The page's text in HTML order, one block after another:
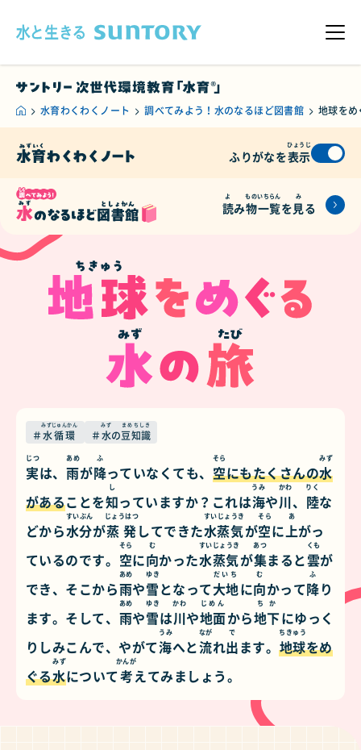
メ
水育わくわくノート 調べてみよう！水のなるほど図書館 地球を
ふりがなを表示
ひょうじ
読
よ
み物
もの
一覧
いちらん
を見
み
る
水循環
みずじゅんかん
水
みず
の豆知識
まめちしき
実
じつ
は、 雨
あめ
が降
ふ
っていなくても、 空
そら
にもたくさんの水
みず
があることを知
し
っていますか？これは海
うみ
や川
かわ
、 陸
りく
な
どから水分
すいぶん
が蒸発
じょうはつ
してできた水蒸気
すいじょうき
が空
そら
に上
あ
がっ
ているのです。 空
そら
に向
む
かった水蒸気
すいじょうき
が集
あつ
まると雲
くも
が
でき、そこから雨
あめ
や雪
ゆき
となって大地
だいち
に向
む
かって降
ふ
り
ます。そして、 雨
あめ
や雪
ゆき
は川
かわ
や地面
じめん
から地下
ちか
にゆっく
りしみこんで、やがて海
うみ
へと流
なが
れ出
で
ます。地球
ちきゅう
をめ
ぐる水
みず
について考
かんが
えてみましょう。